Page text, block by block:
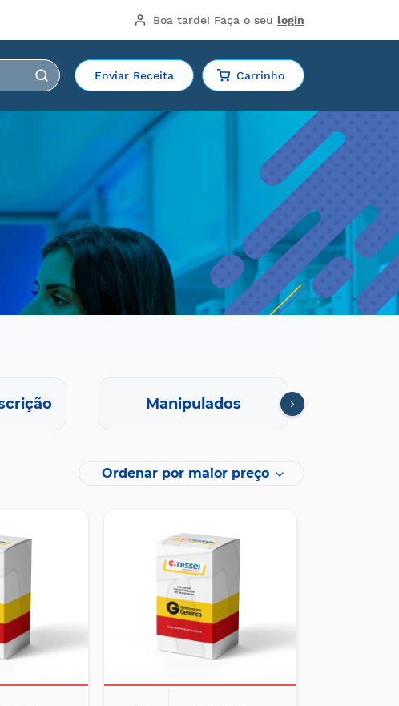
Boa tarde! Faça o seu login
Enviar Receita Carrinho
Manipulados
Ordenar por maior preço